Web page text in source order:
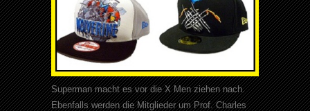
Superman macht es vor die X Men ziehen nach.
Ebenfalls werden die Mitglieder um Prof. Charles